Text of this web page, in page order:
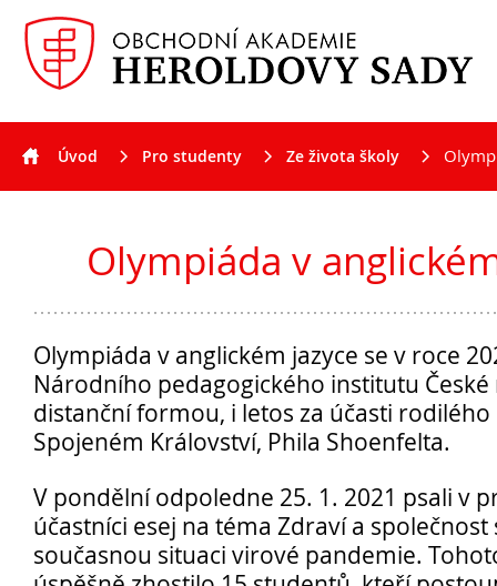
Aktuality
Úvod Pro studenty Ze života školy
Olympiáda v
Olympiáda v anglickém jazyce se v roce
Národního pedagogického institutu
distanční formou, i letos za účasti
Spojeném Království, Phila Shoenfelta.
V pondělní odpoledne 25. 1. 2021 psali v
účastníci esej na téma Zdraví a
současnou situaci virové pandemie.